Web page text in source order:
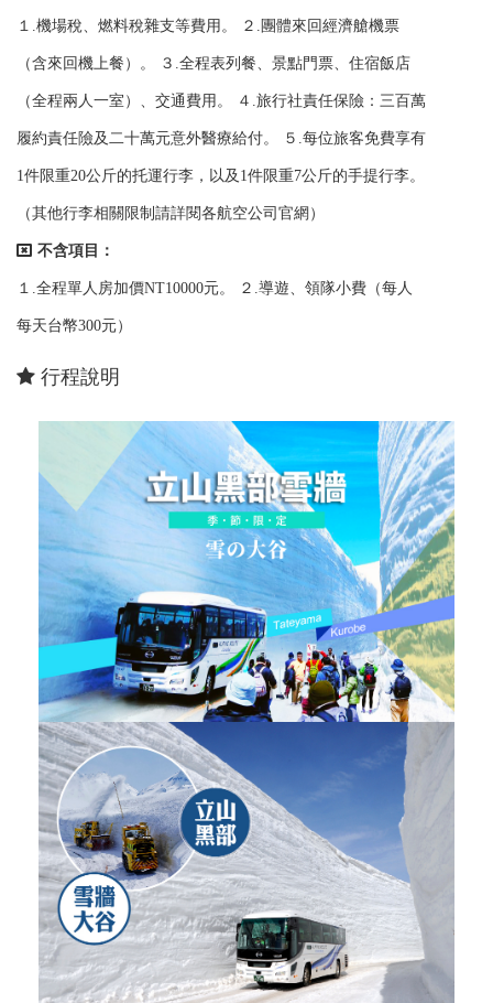
１.機場稅、燃料稅雜支等費用。 ２.團體來回經濟艙機票
（含來回機上餐）。 ３.全程表列餐、景點門票、住宿飯店
（全程兩人一室）、交通費用。 ４.旅行社責任保險：三百萬
履約責任險及二十萬元意外醫療給付。 ５.每位旅客免費享有
1件限重20公斤的托運行李，以及1件限重7公斤的手提行李。
（其他行李相關限制請詳閱各航空公司官網）
不含項目：
１.全程單人房加價NT10000元。 ２.導遊、領隊小費（每人
每天台幣300元）
行程說明